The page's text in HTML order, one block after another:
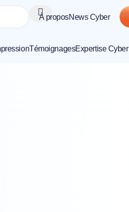
À proposNews Cyber
TémoignagesExpertise Cyber